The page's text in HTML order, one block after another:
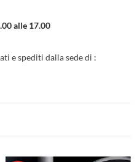
alle 17.00
e spediti dalla sede di :